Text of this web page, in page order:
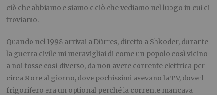
ciò che abbiamo e siamo e ciò che vediamo nel luogo in cui ci
troviamo.
Quando nel 1998 arrivai a Dürres, diretto a Shkoder, durante
la guerra civile mi meravigliai di come un popolo così vicino
a noi fosse così diverso, da non avere corrente elettrica per
circa 8 ore al giorno, dove pochissimi avevano la TV, dove il
frigorifero era un optional perché la corrente mancava